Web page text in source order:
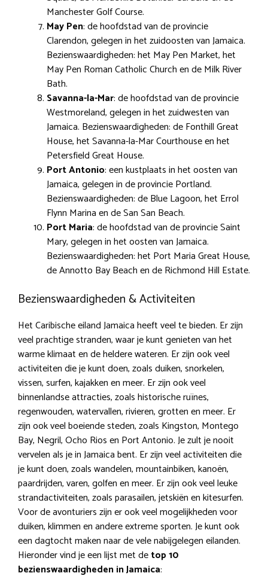
Manchester Golf Course.
May Pen: de hoofdstad van de provincie
Clarendon, gelegen in het zuidoosten van Jamaica.
Bezienswaardigheden: het May Pen Market, het
May Pen Roman Catholic Church en de Milk River
Bath.
Savanna-la-Mar: de hoofdstad van de provincie
Westmoreland, gelegen in het zuidwesten van
Jamaica. Bezienswaardigheden: de Fonthill Great
House, het Savanna-la-Mar Courthouse en het
Petersfield Great House.
Port Antonio: een kustplaats in het oosten van
Jamaica, gelegen in de provincie Portland.
Bezienswaardigheden: de Blue Lagoon, het Errol
Flynn Marina en de San San Beach.
Port Maria: de hoofdstad van de provincie Saint
Mary, gelegen in het oosten van Jamaica.
Bezienswaardigheden: het Port Maria Great House,
de Annotto Bay Beach en de Richmond Hill Estate.
Bezienswaardigheden & Activiteiten
Het Caribische eiland Jamaica heeft veel te bieden. Er zijn
veel prachtige stranden, waar je kunt genieten van het
warme klimaat en de heldere wateren. Er zijn ook veel
activiteiten die je kunt doen, zoals duiken, snorkelen,
vissen, surfen, kajakken en meer. Er zijn ook veel
binnenlandse attracties, zoals historische ruïnes,
regenwouden, watervallen, rivieren, grotten en meer. Er
zijn ook veel boeiende steden, zoals Kingston, Montego
Bay, Negril, Ocho Rios en Port Antonio. Je zult je nooit
vervelen als je in Jamaica bent. Er zijn veel activiteiten die
je kunt doen, zoals wandelen, mountainbiken, kanoën,
paardrijden, varen, golfen en meer. Er zijn ook veel leuke
strandactiviteiten, zoals parasailen, jetskiën en kitesurfen.
Voor de avonturiers zijn er ook veel mogelijkheden voor
duiken, klimmen en andere extreme sporten. Je kunt ook
een dagtocht maken naar de vele nabijgelegen eilanden.
Hieronder vind je een lijst met detop 10
bezienswaardigheden in Jamaica: